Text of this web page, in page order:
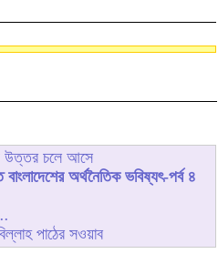
উত্তর চলে আসে
অর্থনৈতিক ভবিষ্যৎ-পর্ব ৪
পাঠের সওয়াব